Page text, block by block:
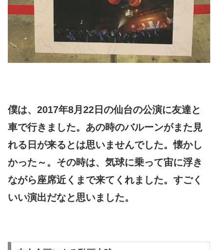
僕は、2017年8月22日の仙台の公演に友達と
車で行きました。あの時のバルーンがまた見
れる日が来るとは思いませんでした。懐かし
かった～。その時は、気球に乗って宙に浮き
ながら座席近くまで来てくれました。すごく
いい演出だなと思いました。